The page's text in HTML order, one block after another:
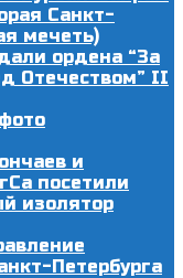
Санкт-
мечеть)
ордена “За
Отечеством” II
и
посетили
изолятор
Петербурга